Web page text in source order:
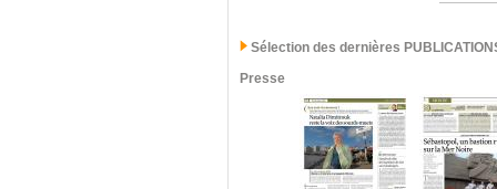
Sélection des dernières
Presse